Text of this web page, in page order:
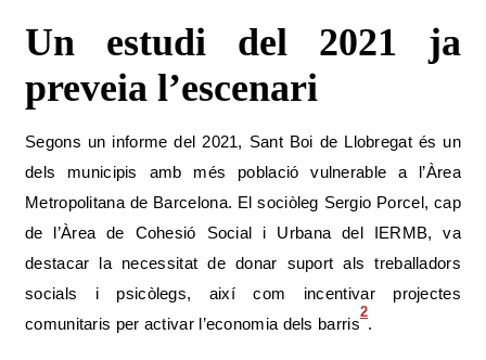
Un estudi del 2021 ja
preveia l’escenari
Segons un informe del 2021, Sant Boi de Llobregat és un
dels municipis amb més població vulnerable a l’Àrea
Metropolitana de Barcelona. El sociòleg Sergio Porcel, cap
de l’Àrea de Cohesió Social i Urbana del IERMB, va
destacar la necessitat de donar suport als treballadors
socials i psicòlegs, així com incentivar projectes
comunitaris per activar l’economia dels barris
2
.